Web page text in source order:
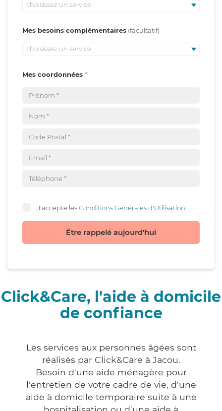
choisissez un service
Mes besoins complémentaires
choisissez un service
Mes coordonnées
J'accepte lesConditions Générales d'Utilisation
Être rappelé aujourd'hui
Click&Care, l'aide à domicile
de confiance
Les services aux personnes âgées sont
réalisés par Click&Care à Jacou.
Besoin d'une aide ménagère pour
l'entretien de votre cadre de vie, d'une
aide à domicile temporaire suite à une